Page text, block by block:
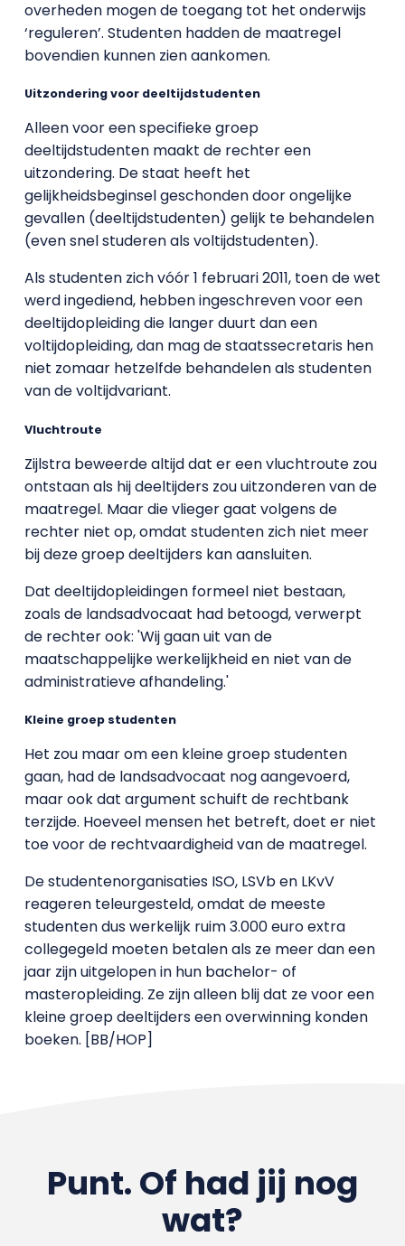
overheden mogen de toegang tot het onderwijs
‘reguleren’. Studenten hadden de maatregel
bovendien kunnen zien aankomen.
Uitzondering voor deeltijdstudenten
Alleen voor een specifieke groep
deeltijdstudenten maakt de rechter een
uitzondering. De staat heeft het
gelijkheidsbeginsel geschonden door ongelijke
gevallen (deeltijdstudenten) gelijk te behandelen
(even snel studeren als voltijdstudenten).
Als studenten zich vóór 1 februari 2011, toen de wet
werd ingediend, hebben ingeschreven voor een
deeltijdopleiding die langer duurt dan een
voltijdopleiding, dan mag de staatssecretaris hen
niet zomaar hetzelfde behandelen als studenten
van de voltijdvariant.
Vluchtroute
Zijlstra beweerde altijd dat er een vluchtroute zou
ontstaan als hij deeltijders zou uitzonderen van de
maatregel. Maar die vlieger gaat volgens de
rechter niet op, omdat studenten zich niet meer
bij deze groep deeltijders kan aansluiten.
Dat deeltijdopleidingen formeel niet bestaan,
zoals de landsadvocaat had betoogd, verwerpt
de rechter ook: 'Wij gaan uit van de
maatschappelijke werkelijkheid en niet van de
administratieve afhandeling.'
Kleine groep studenten
Het zou maar om een kleine groep studenten
gaan, had de landsadvocaat nog aangevoerd,
maar ook dat argument schuift de rechtbank
terzijde. Hoeveel mensen het betreft, doet er niet
toe voor de rechtvaardigheid van de maatregel.
De studentenorganisaties ISO, LSVb en LKvV
reageren teleurgesteld, omdat de meeste
studenten dus werkelijk ruim 3.000 euro extra
collegegeld moeten betalen als ze meer dan een
jaar zijn uitgelopen in hun bachelor- of
masteropleiding. Ze zijn alleen blij dat ze voor een
kleine groep deeltijders een overwinning konden
boeken. [BB/HOP]
Punt. Of had jij nog
wat?